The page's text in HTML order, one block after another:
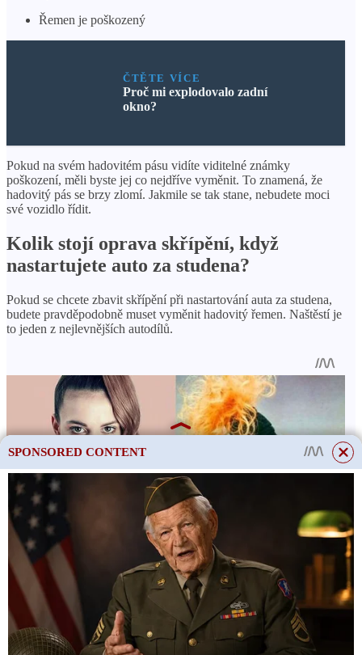
Řemen je poškozený
ČTĚTE VÍCE
Proč mi explodovalo zadní
okno?
Pokud na svém hadovitém pásu vidíte viditelné známky
poškození, měli byste jej co nejdříve vyměnit. To znamená, že
hadovitý pás se brzy zlomí. Jakmile se tak stane, nebudete moci
své vozidlo řídit.
Kolik stojí oprava skřípění, když
nastartujete auto za studena?
Pokud se chcete zbavit skřípění při nastartování auta za studena,
budete pravděpodobně muset vyměnit hadovitý řemen. Naštěstí je
to jeden z nejlevnějších autodílů.
SPONSORED CONTENT